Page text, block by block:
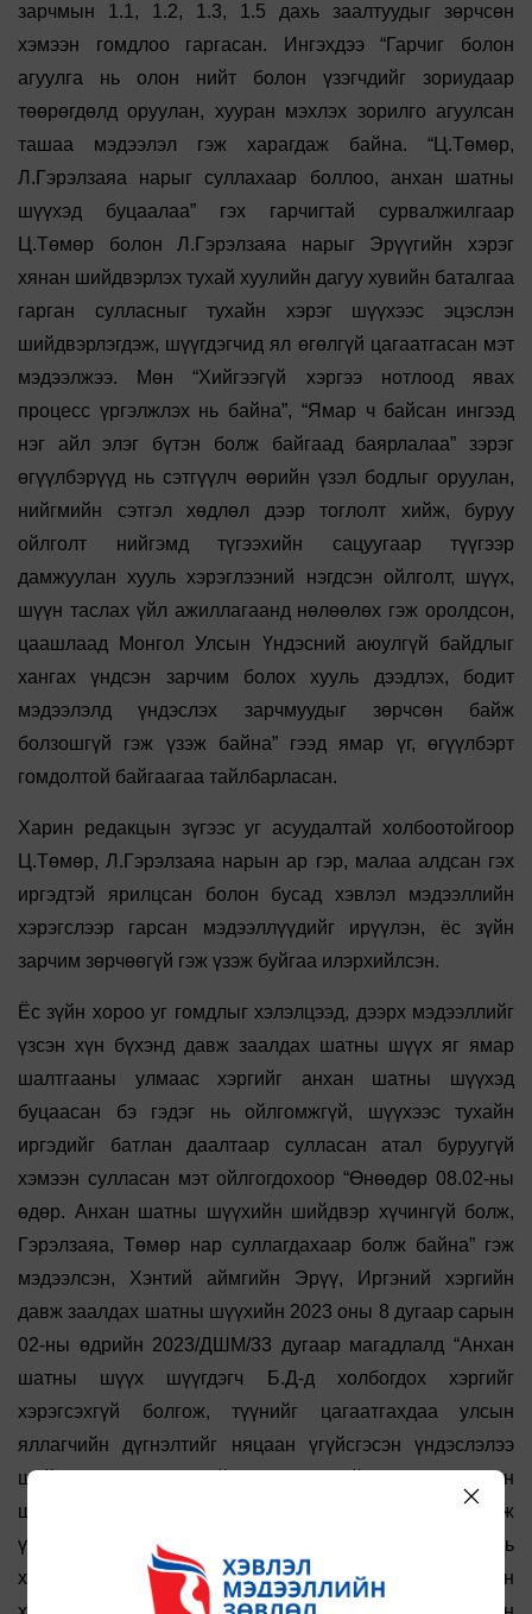
зарчмын 1.1, 1.2, 1.3, 1.5 дахь заалтуудыг зөрчсөн
хэмээн гомдлоо гаргасан. Ингэхдээ “Гарчиг болон
агуулга нь олон нийт болон үзэгчдийг зориудаар
төөрөгдөлд оруулан, хууран мэхлэх зорилго агуулсан
ташаа мэдээлэл гэж харагдаж байна. “Ц.Төмөр,
Л.Гэрэлзаяа нарыг суллахаар боллоо, анхан шатны
шүүхэд буцаалаа” гэх гарчигтай сурвалжилгаар
Ц.Төмөр болон Л.Гэрэлзаяа нарыг Эрүүгийн хэрэг
хянан шийдвэрлэх тухай хуулийн дагуу хувийн баталгаа
гарган сулласныг тухайн хэрэг шүүхээс эцэслэн
шийдвэрлэгдэж, шүүгдэгчид ял өгөлгүй цагаатгасан мэт
мэдээлжээ. Мөн “Хийгээгүй хэргээ нотлоод явах
процесс үргэлжлэх нь байна”, “Ямар ч байсан ингээд
нэг айл элэг бүтэн болж байгаад баярлалаа” зэрэг
өгүүлбэрүүд нь сэтгүүлч өөрийн үзэл бодлыг оруулан,
нийгмийн сэтгэл хөдлөл дээр тоглолт хийж, буруу
ойлголт нийгэмд түгээхийн сацуугаар түүгээр
дамжуулан хууль хэрэглээний нэгдсэн ойлголт, шүүх,
шүүн таслах үйл ажиллагаанд нөлөөлөх гэж оролдсон,
цаашлаад Монгол Улсын Үндэсний аюулгүй байдлыг
хангах үндсэн зарчим болох хууль дээдлэх, бодит
мэдээлэлд үндэслэх зарчмуудыг зөрчсөн байж
болзошгүй гэж үзэж байна” гээд ямар үг, өгүүлбэрт
гомдолтой байгаагаа тайлбарласан.
Харин редакцын зүгээс уг асуудалтай холбоотойгоор
Ц.Төмөр, Л.Гэрэлзаяа нарын ар гэр, малаа алдсан гэх
иргэдтэй ярилцсан болон бусад хэвлэл мэдээллийн
хэрэгслээр гарсан мэдээллүүдийг ирүүлэн, ёс зүйн
зарчим зөрчөөгүй гэж үзэж буйгаа илэрхийлсэн.
Ёс зүйн хороо уг гомдлыг хэлэлцээд, дээрх мэдээллийг
үзсэн хүн бүхэнд давж заалдах шатны шүүх яг ямар
шалтгааны улмаас хэргийг анхан шатны шүүхэд
буцаасан бэ гэдэг нь ойлгомжгүй, шүүхээс тухайн
иргэдийг батлан даалтаар сулласан атал буруугүй
хэмээн сулласан мэт ойлгогдохоор “Өнөөдөр 08.02-ны
өдөр. Анхан шатны шүүхийн шийдвэр хүчингүй болж,
Гэрэлзаяа, Төмөр нар суллагдахаар болж байна” гэж
мэдээлсэн, Хэнтий аймгийн Эрүү, Иргэний хэргийн
давж заалдах шатны шүүхийн 2023 оны 8 дугаар сарын
02-ны өдрийн 2023/ДШМ/33 дугаар магадлалд “Анхан
шатны шүүх шүүгдэгч Б.Д-д холбогдох хэргийг
хэрэгсэхгүй болгож, түүнийг цагаатгахдаа улсын
яллагчийн дүгнэлтийг няцаан үгүйсгэсэн үндэслэлээ
шийдвэртээ тусгаагүй нь Эрүүгийн хэрэг хянан
шийдвэрлэх тухай хууль ноцтой зөрчсөн байна гэж
үзээд, давж заалдах шатны шүүх шийдвэрийг бүхэлд нь
хүчингүй болгож, хэргийг анхан шатны шүүхээр дахин